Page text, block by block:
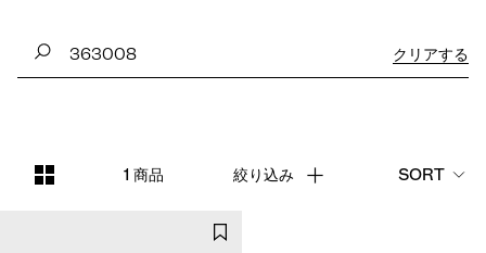
クリアする
1 商品 絞り込み SORT